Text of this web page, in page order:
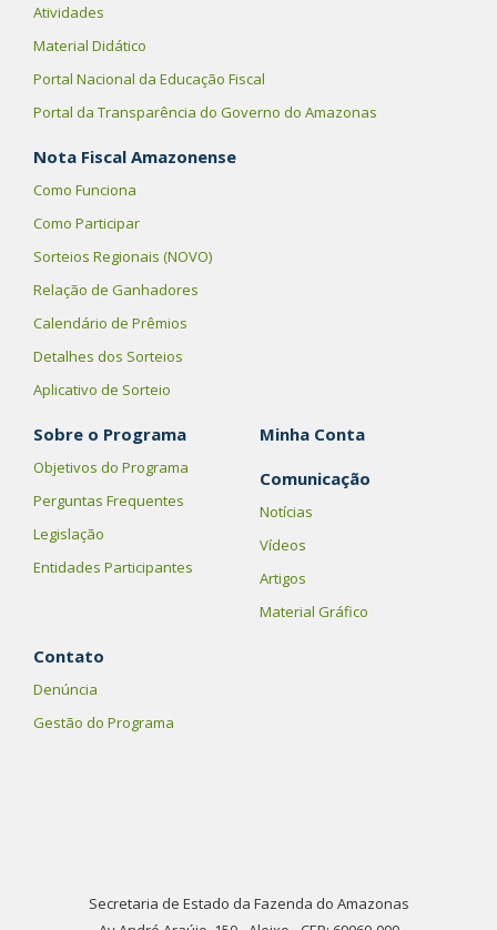
Atividades
Material Didático
Portal Nacional da Educação Fiscal
Portal da Transparência do Governo do Amazonas
Nota Fiscal Amazonense
Como Funciona
Como Participar
Sorteios Regionais (NOVO)
Relação de Ganhadores
Calendário de Prêmios
Detalhes dos Sorteios
Aplicativo de Sorteio
Sobre o Programa
Objetivos do Programa
Perguntas Frequentes
Legislação
Entidades Participantes
Minha Conta
Comunicação
Notícias
Vídeos
Artigos
Material Gráfico
Contato
Denúncia
Gestão do Programa
Secretaria de Estado da Fazenda do Amazonas